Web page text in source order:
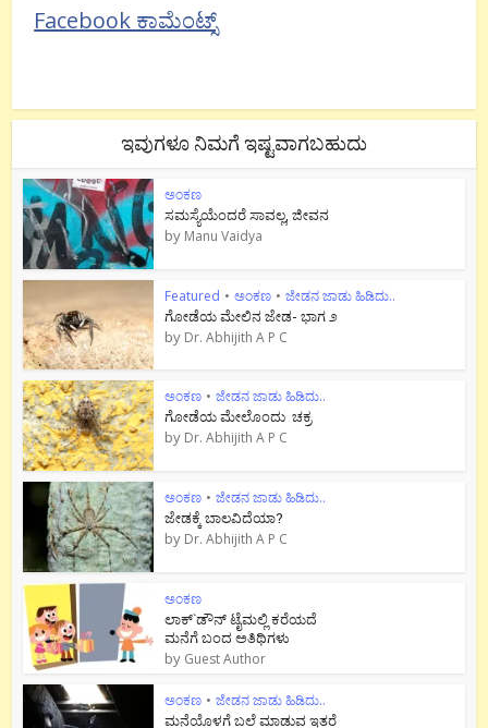
Facebook ಕಾಮೆಂಟ್ಸ್
ಇವುಗಳೂ ನಿಮಗೆ ಇಷ್ಟವಾಗಬಹುದು
ಅಂಕಣ
ಸಮಸ್ಯೆಯೆಂದರೆ ಸಾವಲ್ಲ, ಜೀವನ
by Manu Vaidya
Featured • ಅಂಕಣ • ಜೇಡನ ಜಾಡು ಹಿಡಿದು..
ಗೋಡೆಯ ಮೇಲಿನ ಜೇಡ- ಭಾಗ ೨
by Dr. Abhijith A P C
ಅಂಕಣ • ಜೇಡನ ಜಾಡು ಹಿಡಿದು..
ಗೋಡೆಯ ಮೇಲೊಂದು ಚಕ್ರ
by Dr. Abhijith A P C
ಅಂಕಣ • ಜೇಡನ ಜಾಡು ಹಿಡಿದು..
ಜೇಡಕ್ಕೆ ಬಾಲವಿದೆಯಾ?
by Dr. Abhijith A P C
ಅಂಕಣ
ಲಾಕ್`ಡೌನ್ ಟೈಮಲ್ಲಿ ಕರೆಯದೆ
ಮನೆಗೆ ಬಂದ ಅತಿಥಿಗಳು
by Guest Author
ಅಂಕಣ • ಜೇಡನ ಜಾಡು ಹಿಡಿದು..
ಮನೆಯೊಳಗೆ ಬಲೆ ಮಾಡುವ ಇತರೆ